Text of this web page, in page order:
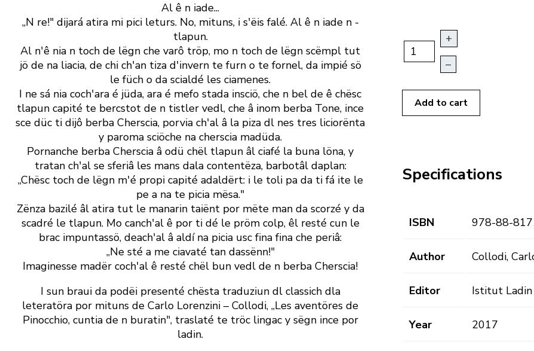
Al ê n iade...
„N re!" dijará atira mi pici leturs. No, mituns, i s' ëis falé. Al ê n iade n ­
tlapun.
Al n' ê nia n toch de lëgn che varô tröp, mo n toch de lëgn scëmpl tut
jö de na liacia, de chi ch' an tiza d' invern te furn o te fornel, da impié sö
le füch o da scialdé les ciamenes.
I ne sá nia coch' ara é jüda, ara é mefo stada insciö, che n bel de ê chësc
tlapun capité te bercstot de n tistler vedl, che â inom berba Tone, ince
sce düc ti dijô berba Cherscia, porvia ch' al â la piza dl nes tres liciorënta
y paroma sciöche na cherscia madüda.
Pornanche berba Cherscia â odü chël tlapun âl ciafé la buna löna, y
tratan ch' al se sferiâ les mans dala contentëza, barbotâl daplan:
„Chësc toch de lëgn m' é propi capité adaldërt: i le toli pa da ti fá ite le
pe a na te picia mësa."
Zënza bazilé âl atira tut le manarin taiënt por mëte man da scorzé y da
scadré le tlapun. Mo canch' al ê por ti dé le pröm colp, êl resté cun le
brac impuntassö, deach' al â aldí na picia usc fina fina che periâ:
„Ne sté a me ciavaté tan dassënn!"
Imaginesse madër coch' al ê resté chël bun vedl de n berba Cherscia!
I sun braui da podëi presenté chësta traduziun dl ­classich dla
leteratöra por mituns de Carlo ­Lorenzini – Collodi, „Les aventöres de
Pinocchio, cuntia de n buratin", traslaté te tröc lingac y sëgn ince por
ladin.
+
–
Add to cart
Specifications
ISBN 978-88-
Author Collodi,
Editor Istitut Ladin
Year 2017